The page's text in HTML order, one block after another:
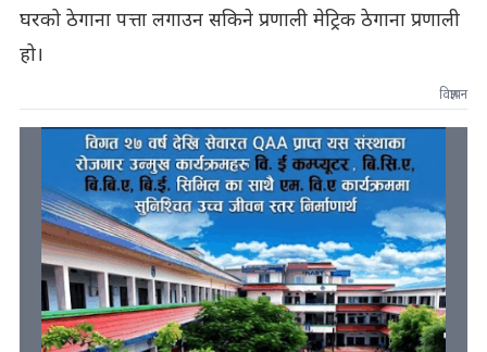
घरको ठेगाना पत्ता लगाउन सकिने प्रणाली मेट्रिक ठेगाना प्रणाली
हो।
विज्ञापन